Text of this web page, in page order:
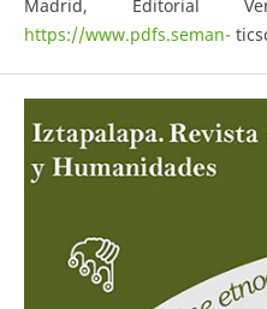
Madrid, Editorial
https://www.pdfs.seman-